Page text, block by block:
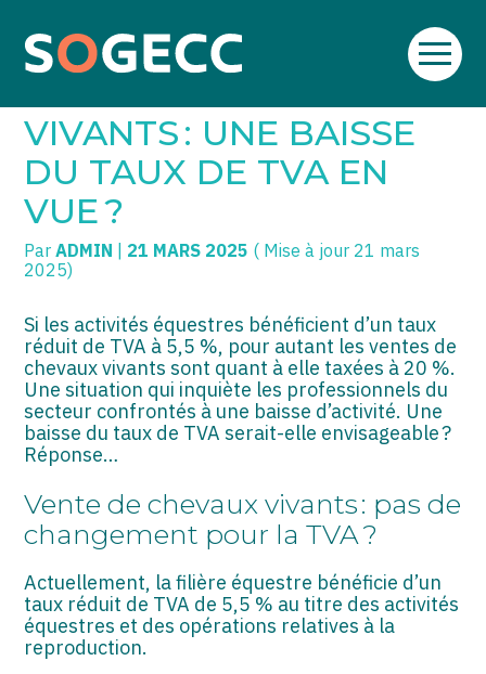
Aller
SOGECC – Coignières
SOGECC – Noisy
SOGECC – République
SOGECC – Turbigo
TPE/PME
COMMERÇANTS
GROUPE
SCI / LMNP
PROFESSIONS LIBÉRALES
PARTICULIERS
EXPATRIÉ NON RÉSIDANT
IMPATRIÉ / EXPATRIÉ
ASSOCIATIONS
START-UP
SECTEUR AUDIOVISUEL
Créer et reprendre une activité
Gérer votre quotidien
Piloter votre entreprise
Développer votre entreprise
Construire votre patrimoine
électronique
VIVANTS : UNE BAISSE
DU TAUX DE TVA EN
VUE ?
ParADMIN 21 MARS 2025 ( Mise à jour 21 mars
2025)
Si les activités équestres bénéficient d’un taux
réduit de TVA à 5,5 %, pour autant les ventes de
chevaux vivants sont quant à elle taxées à 20 %.
Une situation qui inquiète les professionnels du
secteur confrontés à une baisse d’activité. Une
baisse du taux de TVA serait-elle envisageable ?
Réponse…
Vente de chevaux vivants : pas de
changement pour la TVA ?
Actuellement, la filière équestre bénéficie d’un
taux réduit de TVA de 5,5 % au titre des activités
équestres et des opérations relatives à la
reproduction.